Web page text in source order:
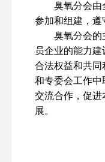
臭氧分会由全
参加和组建，
臭氧分会的主
员企业的能力
合法权益和共
和专委会工作
交流合作，促
展。